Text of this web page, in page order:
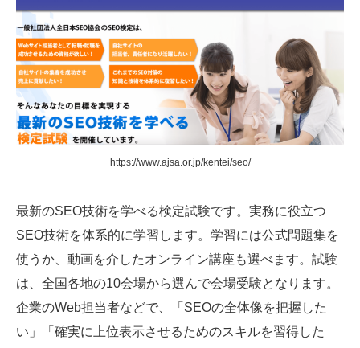
https://www.ajsa.or.jp/kentei/seo/
最新のSEO技術を学べる検定試験です。実務に役立つ
SEO技術を体系的に学習します。学習には公式問題集を
使うか、動画を介したオンライン講座も選べます。試験
は、全国各地の10会場から選んで会場受験となります。
企業のWeb担当者などで、「SEOの全体像を把握した
い」「確実に上位表示させるためのスキルを習得した